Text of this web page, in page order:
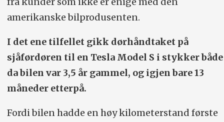
amerikanske bilprodusenten.
I det ene tilfellet gikk dørhåndtaket på
sjåførdøren til en Tesla Model S i stykker både
da bilen var 3,5 år gammel, og igjen bare 13
måneder etterpå.
Fordi bilen hadde en høy kilometerstand første